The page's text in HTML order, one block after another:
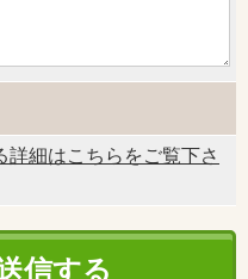
細はこちらをご覧下さ